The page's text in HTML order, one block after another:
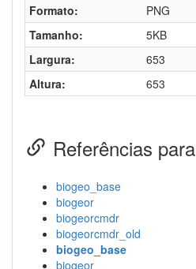
Formato:
PNG
Tamanho:
5KB
Largura:
653
Altura:
653
Referências para
biogeo_base
biogeor
biogeorcmdr
biogeorcmdr_old
biogeo_base
biogeor